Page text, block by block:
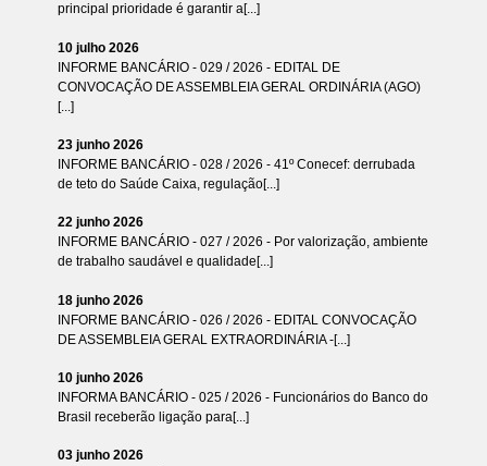
principal prioridade é garantir a[...]
10 julho 2026
INFORME BANCÁRIO - 029 / 2026 - EDITAL DE
CONVOCAÇÃO DE ASSEMBLEIA GERAL ORDINÁRIA (AGO)
[...]
23 junho 2026
INFORME BANCÁRIO - 028 / 2026 - 41º Conecef: derrubada
de teto do Saúde Caixa, regulação[...]
22 junho 2026
INFORME BANCÁRIO - 027 / 2026 - Por valorização, ambiente
de trabalho saudável e qualidade[...]
18 junho 2026
INFORME BANCÁRIO - 026 / 2026 - EDITAL CONVOCAÇÃO
DE ASSEMBLEIA GERAL EXTRAORDINÁRIA -[...]
10 junho 2026
INFORMA BANCÁRIO - 025 / 2026 - Funcionários do Banco do
Brasil receberão ligação para[...]
03 junho 2026